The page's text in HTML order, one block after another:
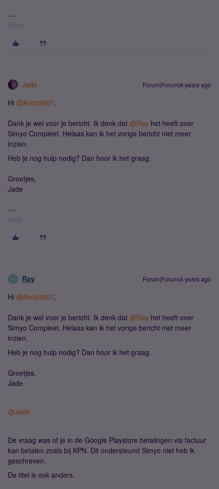
Klant
Jade Forum|Forum|4 years ago
Hi @Andy2807,
Dank je wel voor je bericht. Ik denk dat @Ray het heeft over
Simyo Compleet. Helaas kan ik het vorige bericht niet meer
inzien.
Heb je nog hulp nodig? Dan hoor ik het graag.
Groetjes,
Jade
Jade
R Ray Forum|Forum|4 years ago
Hi @Andy2807,
Dank je wel voor je bericht. Ik denk dat @Ray het heeft over
Simyo Compleet. Helaas kan ik het vorige bericht niet meer
inzien.
Heb je nog hulp nodig? Dan hoor ik het graag.
Groetjes,
Jade
@Jade
De vraag was of je in de Google Playstore betalingen via factuur
kan betalen zoals bij KPN. Dit ondersteund Simyo niet heb ik
geschreven.
De titel is ook anders.